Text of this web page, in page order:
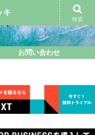
お問い合わせ
キ
検索